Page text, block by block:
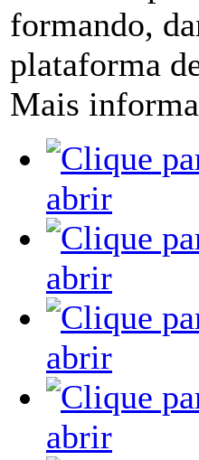
formando,
plataforma
Mais
abrir
abrir
abrir
abrir